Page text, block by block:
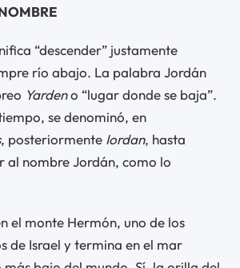
“descender” justamente
río abajo. La palabra Jordán
Yardeno “lugar donde se baja”.
se denominó, en
, posteriormente Iordan, hasta
al nombre Jordán, como lo
el monte Hermón, uno de los
de Israel y termina en el mar